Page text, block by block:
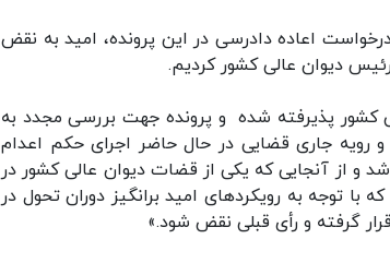
اعاده دادرسی در این پرونده، امید به نقض
پذیرفته شده و پرونده جهت بررسی مجدد به
رویه جاری قضایی در حال حاضر اجرای حکم اعدام
و از آنجایی که یکی از قضات دیوان عالی کشور در
با توجه به رویکردهای امید برانگیز دوران تحول در
گرفته و رأی قبلی نقض شود.»